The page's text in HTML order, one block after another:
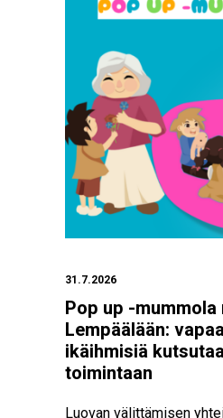
31.7.2026
Pop up -
Lempäälään:
ikäihmisiä
toimintaan
Luovan välittämisen